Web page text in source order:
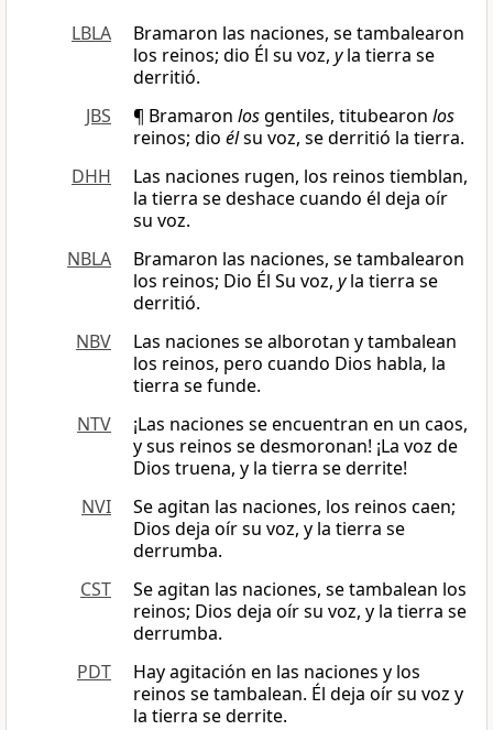
LBLA
Bramaron las naciones, se tambalearon
los reinos; dio Él su voz, yla tierra se
derritió.
JBS
¶ Bramaron losgentiles, titubearon los
reinos; dio élsu voz, se derritió la tierra.
DHH
Las naciones rugen, los reinos tiemblan,
la tierra se deshace cuando él deja oír
su voz.
NBLA
Bramaron las naciones, se tambalearon
los reinos; Dio Él Su voz, yla tierra se
derritió.
NBV
Las naciones se alborotan y tambalean
los reinos, pero cuando Dios habla, la
tierra se funde.
NTV
¡Las naciones se encuentran en un caos,
y sus reinos se desmoronan! ¡La voz de
Dios truena, y la tierra se derrite!
NVI
Se agitan las naciones, los reinos caen;
Dios deja oír su voz, y la tierra se
derrumba.
CST
Se agitan las naciones, se tambalean los
reinos; Dios deja oír su voz, y la tierra se
derrumba.
PDT
Hay agitación en las naciones y los
reinos se tambalean. Él deja oír su voz y
la tierra se derrite.